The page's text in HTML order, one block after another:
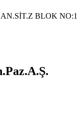
BLOK